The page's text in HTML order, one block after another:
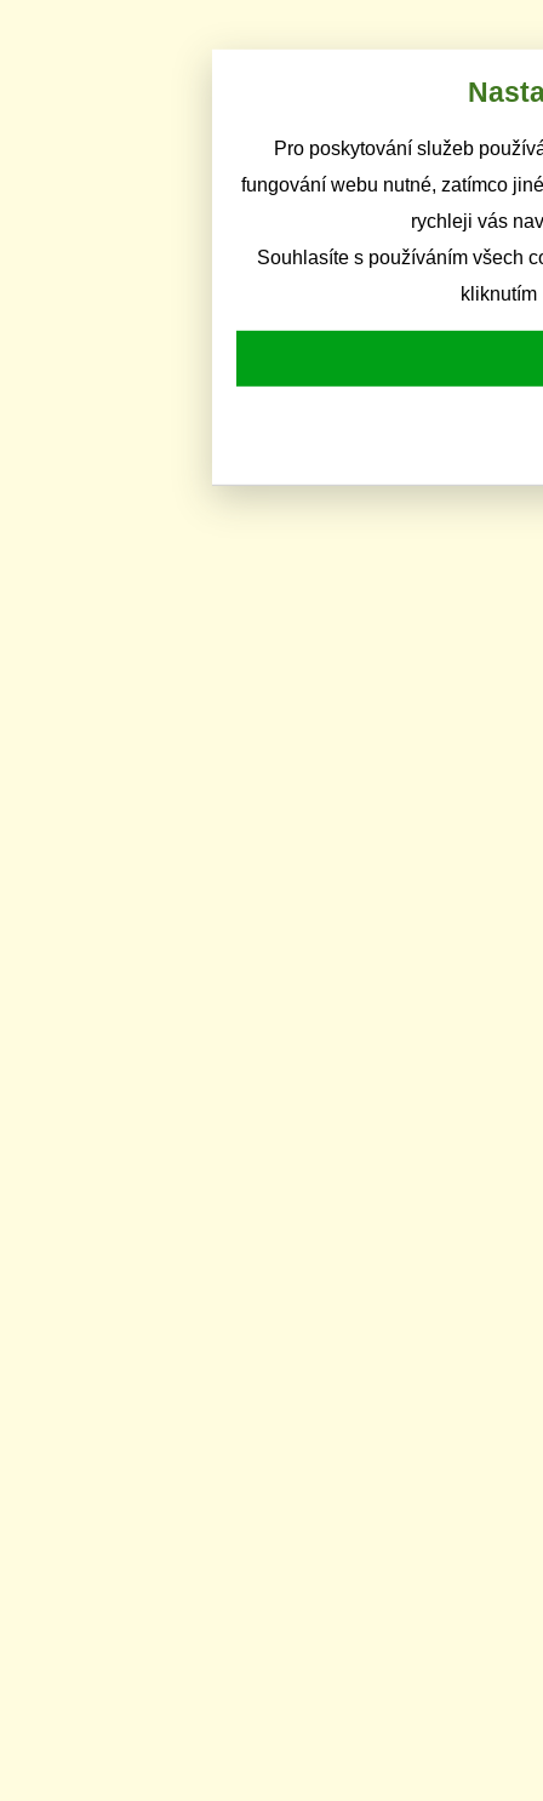
Pro poskytování služeb
fungování webu nutné, zatímco
rychleji vás
Souhlasíte s používáním všech
kliknutím